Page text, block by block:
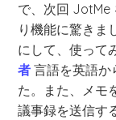
で、次回 JotMe
り機能に驚きま
にして、使って
者 言語を英語か
た。また、メモ
議事録を送信す